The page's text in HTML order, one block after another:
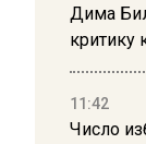
Дима
критику
11:42
Число